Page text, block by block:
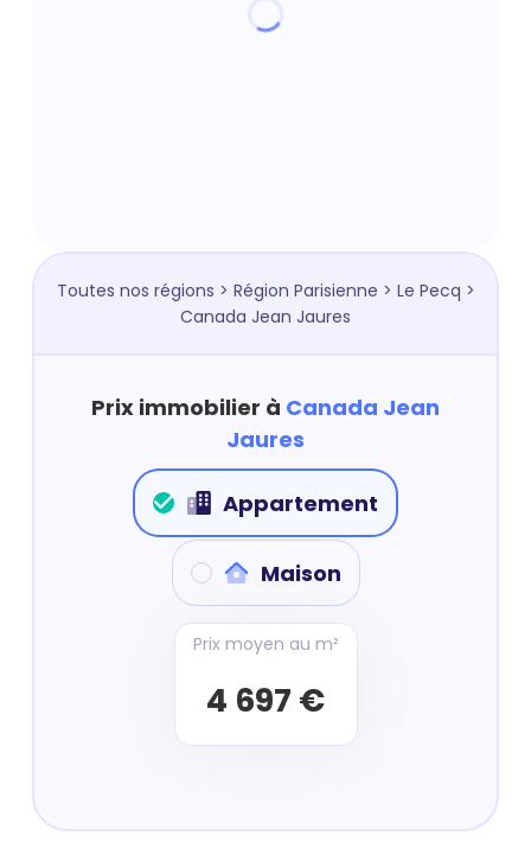
Toutes nos régions > Région Parisienne > Le Pecq >
Canada Jean Jaures
Prix immobilier à Canada Jean
Jaures
Appartement
Maison
Prix moyen au m²
4 697 €